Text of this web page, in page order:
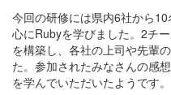
今回の研修には県内6社から
心にRubyを学びました。2チ
を構築し、各社の上司や先輩
た。参加されたみなさんの感
を学んでいただいたようです。